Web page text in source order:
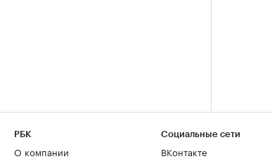
РБК
О компании
Социальные сети
ВКонтакте